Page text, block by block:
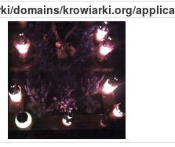
domains/krowiarki.org/